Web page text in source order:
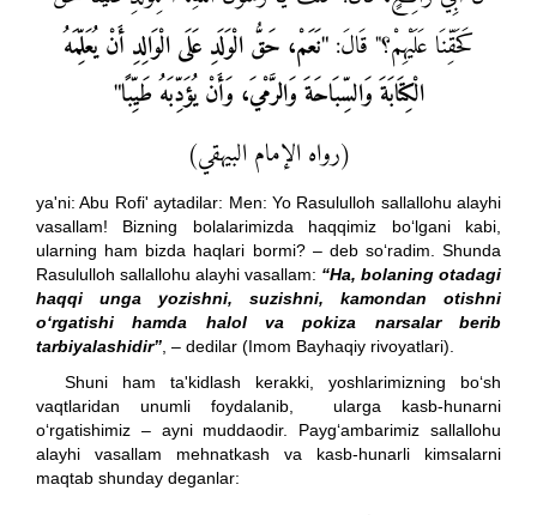
كَحَقِّنَا عَلَيْهِمْ؟" قَالَ:"نَعَمْ، حَقُّ الْوَلَدِ عَلَى الْوَالِدِأَنْ يُعَلِّمَهُ
الْكِتَابَةَ وَالسِّبَاحَةَ وَالرَّمْيَ، وَأَنْ يُؤَدِّبَهُ طَيِّبًا"
(رواه الإمام البيهقي)
ya'ni: Abu Rofi' aytadilar: Men: Yo Rasululloh sallallohu alayhi
vasallam! Bizning bolalarimizda haqqimiz bo‘lgani kabi,
ularning ham bizda haqlari bormi? – deb so‘radim. Shunda
Rasululloh sallallohu alayhi vasallam: “Ha, bolaning otadagi
haqqi unga yozishni, suzishni, kamondan otishni
o‘rgatishi hamda halol va pokiza narsalar berib
tarbiyalashidir” , – dedilar (Imom Bayhaqiy rivoyatlari).
Shuni ham ta'kidlash kerakki, yoshlarimizning bo‘sh
vaqtlaridan unumli foydalanib, ularga kasb-hunarni
o‘rgatishimiz – ayni muddaodir. Payg‘ambarimiz sallallohu
alayhi vasallam mehnatkash va kasb-hunarli kimsalarni
maqtab shunday deganlar: